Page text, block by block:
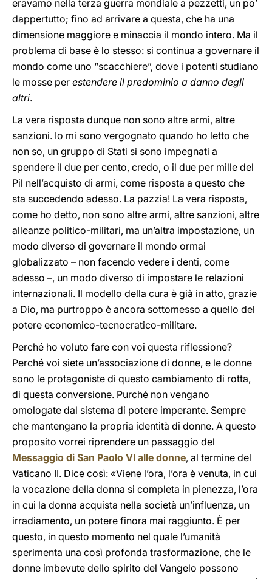
eravamo nella terza guerra mondiale a pezzetti, un po’
dappertutto; fino ad arrivare a questa, che ha una
dimensione maggiore e minaccia il mondo intero. Ma il
problema di base è lo stesso: si continua a governare il
mondo come uno “scacchiere”, dove i potenti studiano
le mosse per estendere il predominio a danno degli
altri.
La vera risposta dunque non sono altre armi, altre
sanzioni. Io mi sono vergognato quando ho letto che
non so, un gruppo di Stati si sono impegnati a
spendere il due per cento, credo, o il due per mille del
Pil nell’acquisto di armi, come risposta a questo che
sta succedendo adesso. La pazzia! La vera risposta,
come ho detto, non sono altre armi, altre sanzioni, altre
alleanze politico-militari, ma un’altra impostazione, un
modo diverso di governare il mondo ormai
globalizzato – non facendo vedere i denti, come
adesso –, un modo diverso di impostare le relazioni
internazionali. Il modello della cura è già in atto, grazie
a Dio, ma purtroppo è ancora sottomesso a quello del
potere economico-tecnocratico-militare.
Perché ho voluto fare con voi questa riflessione?
Perché voi siete un’associazione di donne, e le donne
sono le protagoniste di questo cambiamento di rotta,
di questa conversione. Purché non vengano
omologate dal sistema di potere imperante. Sempre
che mantengano la propria identità di donne. A questo
proposito vorrei riprendere un passaggio del
Messaggio di San Paolo VI alle donne, al termine del
Vaticano II. Dice così: «Viene l’ora, l’ora è venuta, in cui
la vocazione della donna si completa in pienezza, l’ora
in cui la donna acquista nella società un’influenza, un
irradiamento, un potere finora mai raggiunto. È per
questo, in questo momento nel quale l’umanità
sperimenta una così profonda trasformazione, che le
donne imbevute dello spirito del Vangelo possono